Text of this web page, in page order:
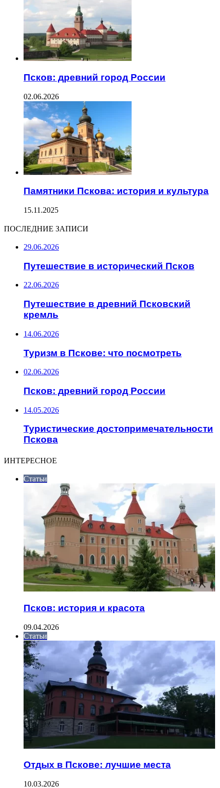
Псков: древний город России
02.06.2026
Памятники Пскова: история и культура
15.11.2025
ПОСЛЕДНИЕ ЗАПИСИ
29.06.2026
Путешествие в исторический Псков
22.06.2026
Путешествие в древний Псковский
кремль
14.06.2026
Туризм в Пскове: что посмотреть
02.06.2026
Псков: древний город России
14.05.2026
Туристические достопримечательности
Пскова
ИНТЕРЕСНОЕ
Статьи
Псков: история и красота
09.04.2026
Статьи
Отдых в Пскове: лучшие места
10.03.2026